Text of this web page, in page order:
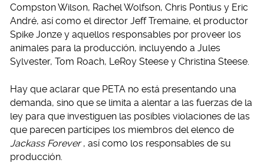
Compston Wilson, Rachel Wolfson, Chris Pontius y Eric
André, así como el director Jeff Tremaine, el productor
Spike Jonze y aquellos responsables por proveer los
animales para la producción, incluyendo a Jules
Sylvester, Tom Roach, LeRoy Steese y Christina Steese.
Hay que aclarar que PETA no está presentando una
demanda, sino que se limita a alentar a las fuerzas de la
ley para que investiguen las posibles violaciones de las
que parecen partícipes los miembros del elenco de
Jackass Forever , así como los responsables de su
producción.